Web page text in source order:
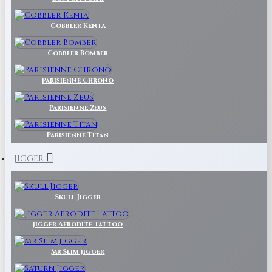
Cobbler Kenta
Cobbler Bomber
Parisienne Chrono
Parisienne Zeus
Parisienne Titan
JIGGER
Skull Jigger
Jigger Afrodite Tattoo
Mr Slim jigger